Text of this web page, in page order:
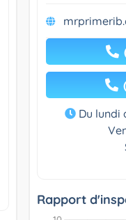
Du lundi
Rapport